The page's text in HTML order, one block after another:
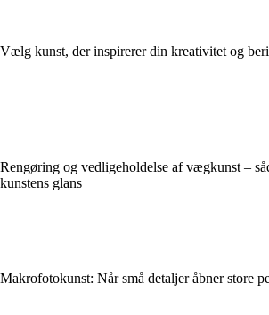
Vælg kunst, der inspirerer din kreativitet og
Rengøring og vedligeholdelse af vægkunst –
kunstens glans
Makrofotokunst: Når små detaljer åbner store